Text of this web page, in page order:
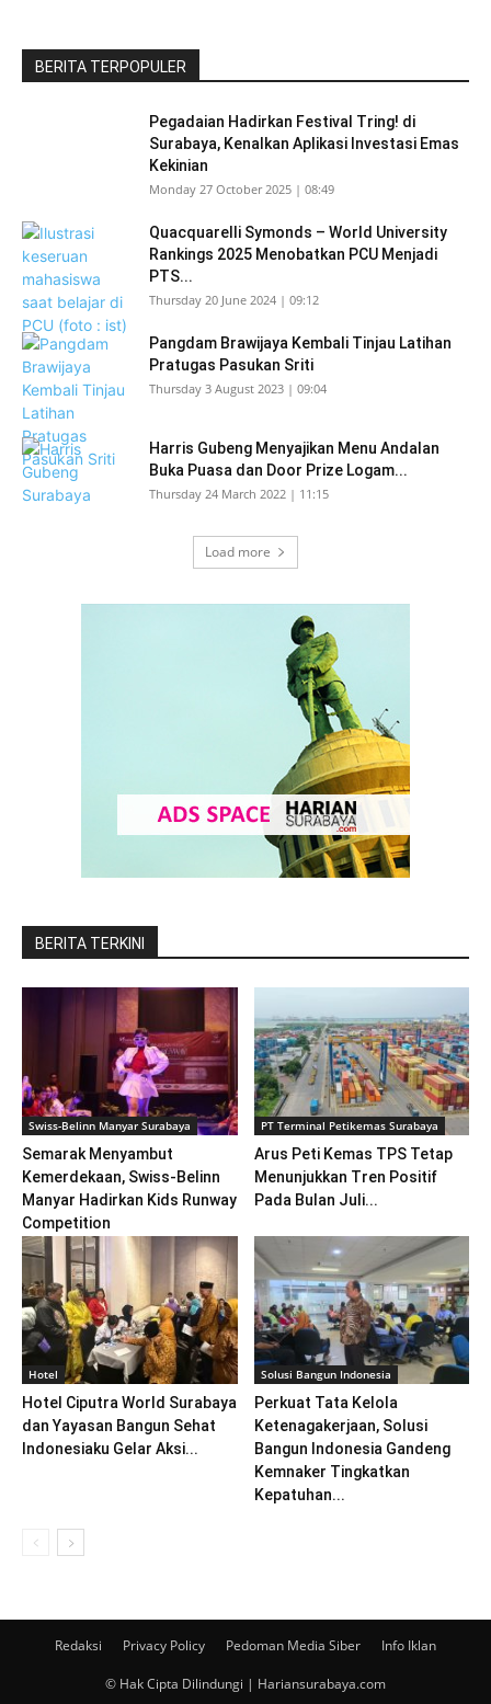
BERITA TERPOPULER
Pegadaian Hadirkan Festival Tring! di
Surabaya, Kenalkan Aplikasi Investasi Emas
Kekinian
Monday 27 October 2025 | 08:49
Quacquarelli Symonds – World University
Rankings 2025 Menobatkan PCU Menjadi
PTS...
Thursday 20 June 2024 | 09:12
Pangdam Brawijaya Kembali Tinjau Latihan
Pratugas Pasukan Sriti
Thursday 3 August 2023 | 09:04
Harris Gubeng Menyajikan Menu Andalan
Buka Puasa dan Door Prize Logam...
Thursday 24 March 2022 | 11:15
Load more
BERITA TERKINI
Swiss-Belinn Manyar Surabaya
Semarak Menyambut
Kemerdekaan, Swiss-Belinn
Manyar Hadirkan Kids Runway
Competition
PT Terminal Petikemas Surabaya
Arus Peti Kemas TPS Tetap
Menunjukkan Tren Positif
Pada Bulan Juli...
Hotel
Hotel Ciputra World Surabaya
dan Yayasan Bangun Sehat
Indonesiaku Gelar Aksi...
Solusi Bangun Indonesia
Perkuat Tata Kelola
Ketenagakerjaan, Solusi
Bangun Indonesia Gandeng
Kemnaker Tingkatkan
Kepatuhan...
Redaksi Privacy Policy Pedoman Media Siber Info Iklan
© Hak Cipta Dilindungi | Hariansurabaya.com